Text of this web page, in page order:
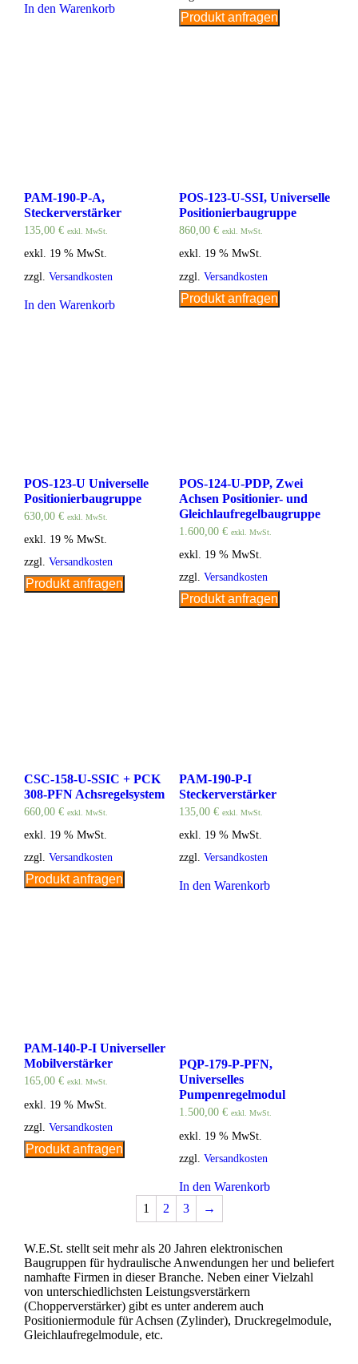
In den Warenkorb
Produkt anfragen
PAM-190-P-A,
Steckerverstärker
135,00 € exkl. MwSt.
exkl. 19 % MwSt.
zzgl. Versandkosten
In den Warenkorb
POS-123-U-SSI, Universelle
Positionierbaugruppe
860,00 € exkl. MwSt.
exkl. 19 % MwSt.
zzgl. Versandkosten
Produkt anfragen
POS-123-U Universelle
Positionierbaugruppe
630,00 € exkl. MwSt.
exkl. 19 % MwSt.
zzgl. Versandkosten
Produkt anfragen
POS-124-U-PDP, Zwei
Achsen Positionier- und
Gleichlaufregelbaugruppe
1.600,00 € exkl. MwSt.
exkl. 19 % MwSt.
zzgl. Versandkosten
Produkt anfragen
CSC-158-U-SSIC + PCK
308-PFN Achsregelsystem
660,00 € exkl. MwSt.
exkl. 19 % MwSt.
zzgl. Versandkosten
Produkt anfragen
PAM-190-P-I
Steckerverstärker
135,00 € exkl. MwSt.
exkl. 19 % MwSt.
zzgl. Versandkosten
In den Warenkorb
PAM-140-P-I Universeller
Mobilverstärker
165,00 € exkl. MwSt.
exkl. 19 % MwSt.
zzgl. Versandkosten
Produkt anfragen
PQP-179-P-PFN,
Universelles
Pumpenregelmodul
1.500,00 € exkl. MwSt.
exkl. 19 % MwSt.
zzgl. Versandkosten
In den Warenkorb
1
2 3 →
W.E.St. stellt seit mehr als 20 Jahren elektronischen
Baugruppen für hydraulische Anwendungen her und beliefert
namhafte Firmen in dieser Branche. Neben einer Vielzahl
von unterschiedlichsten Leistungsverstärkern
(Chopperverstärker) gibt es unter anderem auch
Positioniermodule für Achsen (Zylinder), Druckregelmodule,
Gleichlaufregelmodule, etc.